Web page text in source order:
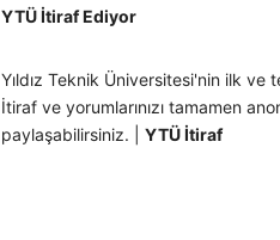
YTÜ İtiraf Ediyor
Yıldız Teknik Üniversitesi'nin ilk ve
İtiraf ve yorumlarınızı tamamen
paylaşabilirsiniz. | YTÜ İtiraf